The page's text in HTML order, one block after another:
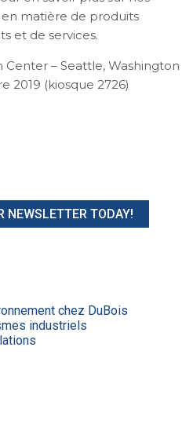
matière de produits
et de services.
– Seattle, Washington
2019 (kiosque 2726)
NEWSLETTER TODAY!
chez DuBois
industriels